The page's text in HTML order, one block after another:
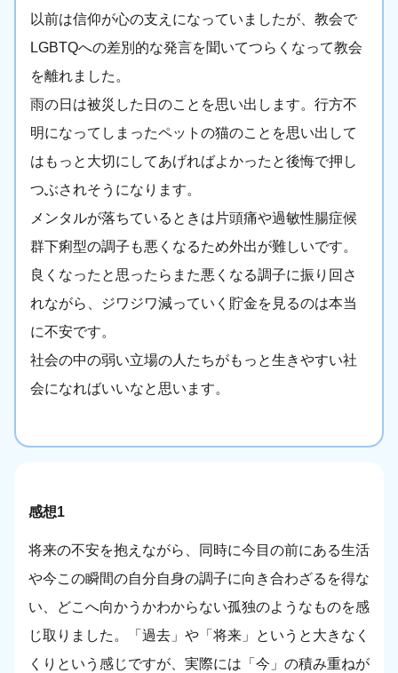
以前は信仰が心の支えになっていましたが、教会で
LGBTQへの差別的な発言を聞いてつらくなって教会
を離れました。
雨の日は被災した日のことを思い出します。行方不
明になってしまったペットの猫のことを思い出して
はもっと大切にしてあげればよかったと後悔で押し
つぶされそうになります。
メンタルが落ちているときは片頭痛や過敏性腸症候
群下痢型の調子も悪くなるため外出が難しいです。
良くなったと思ったらまた悪くなる調子に振り回さ
れながら、ジワジワ減っていく貯金を見るのは本当
に不安です。
社会の中の弱い立場の人たちがもっと生きやすい社
会になればいいなと思います。
感想1
将来の不安を抱えながら、同時に今目の前にある生活
や今この瞬間の自分自身の調子に向き合わざるを得な
い、どこへ向かうかわからない孤独のようなものを感
じ取りました。「過去」や「将来」というと大きなく
くりという感じですが、実際には「今」の積み重ねが